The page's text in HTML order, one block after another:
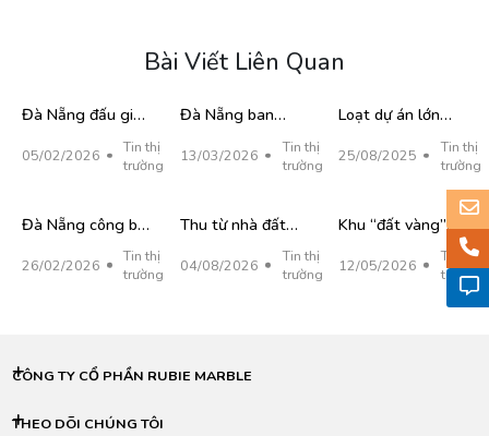
Bài Viết Liên Quan
Đà Nẵng đấu giá
trực tuyến 64 lô
đất 'vàng': Vị trí,
05/02/2026
Tin thị
trường
Đà Nẵng ban
hành danh mục
219 dự án kêu gọi
13/03/2026
Tin thị
trường
Loạt dự án lớn
nền Đà Nẵng
25/08/2025
Tin thị
trường
Đà Nẵng công bố
2 dự án khu đô thị
lớn, tổng vốn gần
26/02/2026
Tin thị
trường
Thu từ nhà đất
ngân sách Đà
04/08/2026
Tin thị
trường
Khu “đất vàng”
sân vận động Chi
Lăng hơn 9.706
12/05/2026
Tin thị
trường
CÔNG TY CỔ PHẦN RUBIE MARBLE
THEO DÕI CHÚNG TÔI